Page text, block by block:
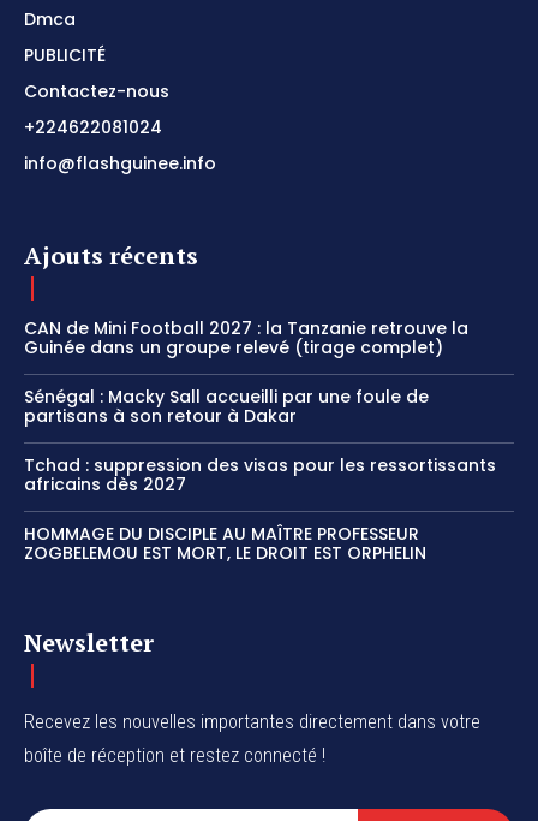
Dmca
PUBLICITÉ
Contactez-nous
+224622081024
info@flashguinee.info
Ajouts récents
CAN de Mini Football 2027 : la Tanzanie retrouve la
Guinée dans un groupe relevé (tirage complet)
Sénégal : Macky Sall accueilli par une foule de
partisans à son retour à Dakar
Tchad : suppression des visas pour les ressortissants
africains dès 2027
HOMMAGE DU DISCIPLE AU MAÎTRE PROFESSEUR
ZOGBELEMOU EST MORT, LE DROIT EST ORPHELIN
Newsletter
Recevez les nouvelles importantes directement dans votre
boîte de réception et restez connecté !